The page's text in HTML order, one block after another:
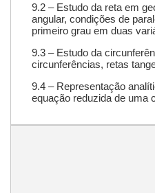
9.2 – Estudo da reta em
angular, condições de
primeiro grau em duas
9.3 – Estudo da
circunferências, retas
9.4 – Representação
equação reduzida de uma